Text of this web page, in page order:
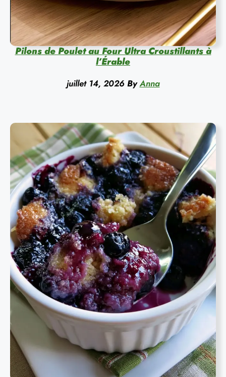
Pilons de Poulet au Four Ultra Croustillants à
l’Érable
juillet 14, 2026 By Anna